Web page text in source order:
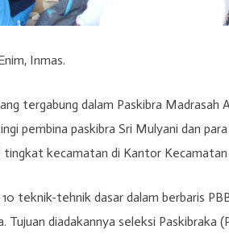
Inmas.
tergabung dalam Paskibra Madrasah
pembina paskibra Sri Mulyani dan
tingkat kecamatan di Kantor
10 teknik-tehnik dasar dalam berbaris
Tujuan diadakannya seleksi